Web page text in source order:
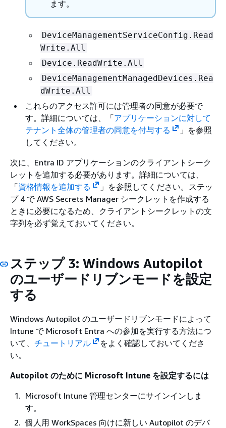
ます。
DeviceManagementServiceConfig.Read
Write.All
Device.ReadWrite.All
DeviceManagementManagedDevices.Rea
dWrite.All
これらのアクセス許可には管理者の同意が必要で
す。詳細については、「アプリケーションに対して
テナント全体の管理者の同意を付与する
」を参照
してください。
次に、Entra ID アプリケーションのクライアントシーク
レットを追加する必要があります。詳細については、
「資格情報を追加する
」を参照してください。ステッ
プ 4 で AWS Secrets Manager シークレットを作成する
ときに必要になるため、クライアントシークレットの文
字列を必ず覚えておいてください。
ステップ 3: Windows Autopilot
のユーザードリブンモードを設定
する
Windows Autopilot のユーザードリブンモードによって
Intune で Microsoft Entra への参加を実行する方法につ
いて、 チュートリアル
をよく確認しておいてくださ
い。
Autopilot のために Microsoft Intune を設定するには
Microsoft Intune 管理センターにサインインしま
す。
個人用 WorkSpaces 向けに新しい Autopilot のデバ